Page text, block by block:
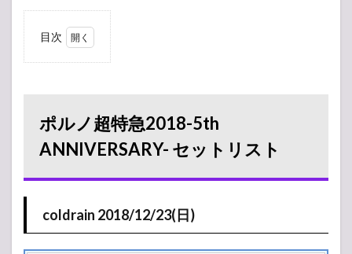
目次
1.1
coldrain
2018/12/23(日)
2018/12/22(土)
2.1
金閣
2.2
ポルノ超特急2018-5th
ANNIVERSARY- セットリスト
coldrain 2018/12/23(日)